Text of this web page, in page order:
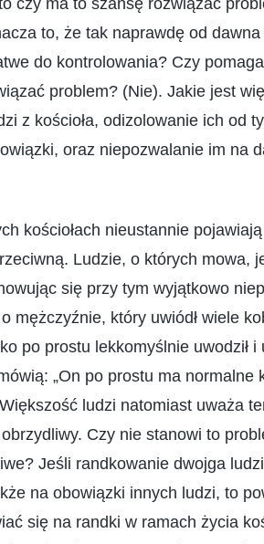
to, że tak naprawdę od
do kontrolowania? Czy
problem? (Nie). Jakie jest
z kościoła, odizolowanie ich od
oraz niepozwalanie im na
kościołach nieustannie
Ludzie, o których mowa,
się przy tym wyjątkowo
o mężczyźnie, który uwiódł wiele
po prostu lekkomyślnie uwodził
„On po prostu ma
ludzi natomiast uważa
Czy nie stanowi to
Jeśli randkowanie dwojga
na obowiązki innych ludzi, to
się na randki w ramach życia